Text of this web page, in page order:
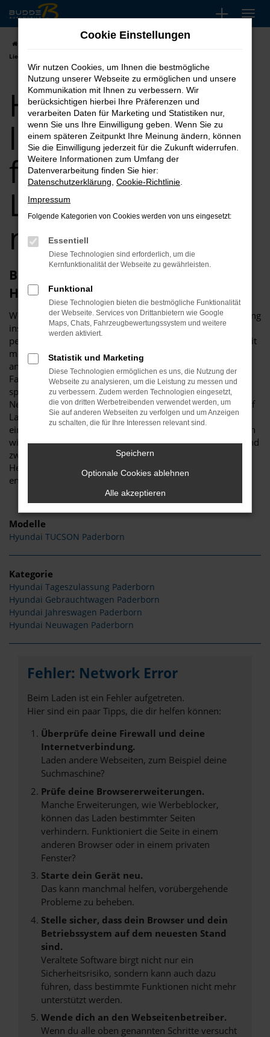
Zum
Hauptinhalt
springen
Hyundai kaufen, leasen finanzieren |
Lieferservice nach Paderborn
Hyundai kaufen,
leasen
finanzieren |
Lieferservice
nach Paderborn
Budde Automobile – perfekt für Ihren
Hyundai in Paderborn
Wer einen Hyundai für Fahrten in Paderborn und Umgebung
ins Auge gefasst hat, erhält bei Budde Automobile die
perfekte Beratung. Unser Unternehmen beschäftigt sich seit
mehr als 25 Jahren mit Autos und legt den Fokus unter
anderem auf Hyundai. Wir sind von der Qualität der
Fahrzeuge dieses Herstellers überzeugt und haben sowohl
spannende und günstige Gebrauchtwagen als auch
Neufahrzeuge, EU-Fahrzeuge sowie Jahreswagen für Sie auf
Lager. Wer in Paderborn lebt, hat es nicht weit zu uns. Auf
einem Gelände von mehr als 11.000 Quadratmetern bieten
wir alles, was das Herz eines Autointeressierten begehrt und
zwar sowohl jede Menge Werkstattfläche mit mehrere
Hebebühnen als auch angenehme Verkaufsräume mit
enormer Auswahl.
Modelle
Hyundai TUCSON Paderborn
Kategorie
Hyundai Tageszulassung Paderborn
Hyundai Gebrauchtwagen Paderborn
Hyundai Jahreswagen Paderborn
Hyundai Neuwagen Paderborn
Fehler: Network Error
Beim Laden ist ein Fehler aufgetreten.
Hier sind ein paar Tipps, die dir helfen können:
Überprüfe deine Firewall und deine
Internetverbindung.
Laden andere Webseiten, zum Beispiel deine
Suchmaschine?
Prüfe deine Browsererweiterungen.
Manche Erweiterungen, wie Werbeblocker,
können das Laden bestimmter Seiten
verhindern. Funktioniert die Seite in einem
anderen Browser oder in einem privaten
Fenster?
Starte dein Gerät neu.
Das kann manchmal helfen, vorübergehende
Probleme zu beheben.
Stelle sicher, dass dein Browser und dein
Betriebssystem auf dem neuesten Stand
sind.
Veraltete Software birgt nicht nur ein
Sicherheitsrisiko, sondern kann auch dazu
führen, dass bestimmte Funktionen nicht mehr
unterstützt werden.
Wende dich an den Webseitenbetreiber.
Wenn du alle oben genannten Schritte versucht
Cookie Einstellungen
Wir nutzen Cookies, um Ihnen die bestmögliche
Nutzung unserer Webseite zu ermöglichen und unsere
Kommunikation mit Ihnen zu verbessern. Wir
berücksichtigen hierbei Ihre Präferenzen und
verarbeiten Daten für Marketing und Statistiken nur,
wenn Sie uns Ihre Einwilligung geben. Wenn Sie zu
einem späteren Zeitpunkt Ihre Meinung ändern, können
Sie die Einwilligung jederzeit für die Zukunft widerrufen.
Weitere Informationen zum Umfang der
Datenverarbeitung finden Sie hier:
Datenschutzerklärung Cookie-Richtlinie
Impressum
Folgende Kategorien von Cookies werden von uns eingesetzt:
Essentiell
Diese Technologien sind erforderlich, um die
Kernfunktionalität der Webseite zu gewährleisten.
Funktional
Diese Technologien bieten die bestmögliche Funktionalität
der Webseite. Services von Drittanbietern wie Google
Maps, Chats, Fahrzeugbewertungssystem und weitere
werden aktiviert.
Statistik und Marketing
Diese Technologien ermöglichen es uns, die Nutzung der
Webseite zu analysieren, um die Leistung zu messen und
zu verbessern. Zudem werden Technologien eingesetzt,
die von dritten Werbetreibenden verwendet werden, um
Sie auf anderen Webseiten zu verfolgen und um Anzeigen
zu schalten, die für Ihre Interessen relevant sind.
Speichern
Optionale Cookies ablehnen
Alle akzeptieren